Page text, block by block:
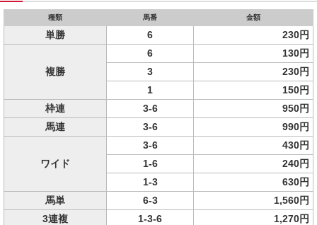
種類 馬番 金額
単勝 6 230円
複勝
6
130円
3
230円
1
150円
枠連
3-6
950円
馬連
3-6 990円
ワイド
3-6
430円
1-6
240円
1-3
630円
馬単
6-3
1,560円
3連複
1-3-6
1,270円